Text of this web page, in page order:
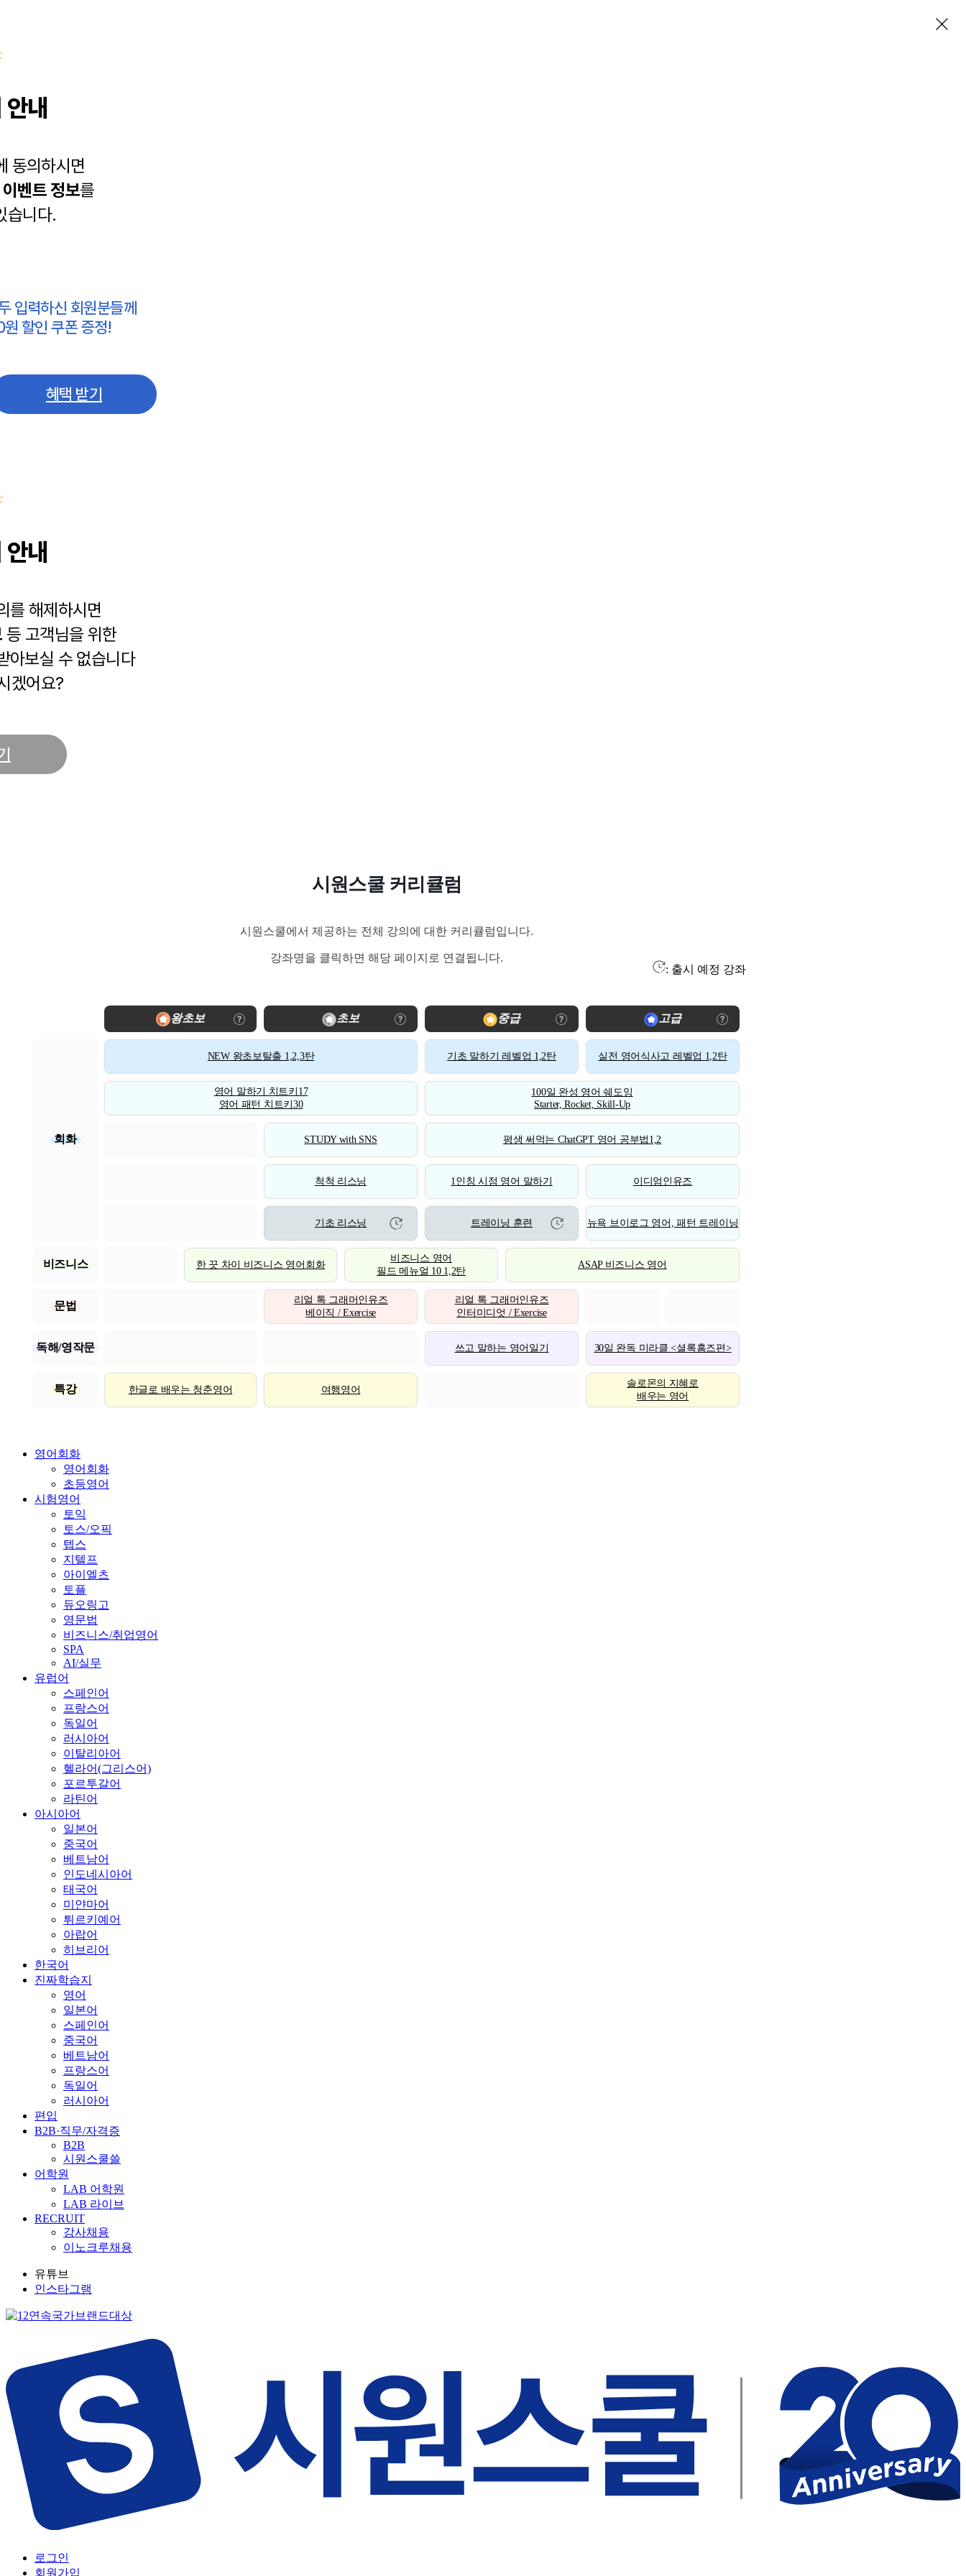
내
동의하시면
이벤트 정보를
습니다.
입력하신 회원분들께
할인 쿠폰 증정!
혜택 받기
내
를 해제하시면
등 고객님을 위한
아보실 수 없습니다
겠어요?
시원스쿨 커리큘럼
시원스쿨에서 제공하는 전체 강의에 대한 커리큘럼입니다.
강좌명을 클릭하면 해당 페이지로 연결됩니다.
: 출시 예정 강좌
왕초보 초보 중급 고급
회화
NEW 왕초보탈출 1,2,3탄 기초 말하기 레벨업 1,2탄 실전 영어식사고 레벨업 1,2탄
영어 말하기 치트키17
영어 패턴 치트키30
100일 완성 영어 쉐도잉
Starter, Rocket, Skill-Up
STUDY with SNS 평생 써먹는 ChatGPT 영어 공부법1,2
척척 리스닝 1인칭 시점 영어 말하기 이디엄인유즈
기초 리스닝 트레이닝 훈련 뉴욕 브이로그 영어, 패턴 트레이닝
비즈니스 한 끗 차이 비즈니스 영어회화
비즈니스 영어
필드 메뉴얼 10 1,2탄
ASAP 비즈니스 영어
문법
리얼 톡 그래머인유즈
베이직 / Exercise
리얼 톡 그래머인유즈
인터미디엇 / Exercise
독해/영작문 쓰고 말하는 영어일기 30일 완독 미라클 <셜록홈즈편>
특강 한글로 배우는 청춘영어 여행영어
솔로몬의 지혜로
배우는 영어
영어회화
영어회화
초등영어
시험영어
토익
토스/오픽
텝스
지텔프
아이엘츠
토플
듀오링고
영문법
비즈니스/취업영어
SPA
AI/실무
유럽어
스페인어
프랑스어
독일어
러시아어
이탈리아어
헬라어(그리스어)
포르투갈어
라틴어
아시아어
일본어
중국어
베트남어
인도네시아어
태국어
미얀마어
튀르키예어
아랍어
히브리어
한국어
진짜학습지
영어
일본어
스페인어
중국어
베트남어
프랑스어
독일어
러시아어
편입
B2B·직무/자격증
B2B
시원스쿨쓸
어학원
LAB 어학원
LAB 라이브
RECRUIT
강사채용
이노크루채용
유튜브
인스타그램
로그인
회원가입